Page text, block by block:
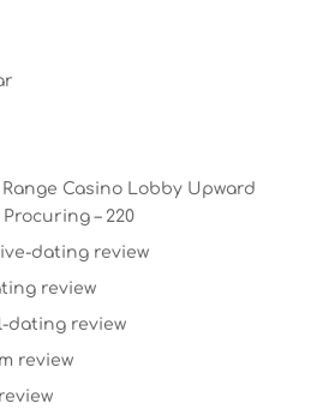
Casino Lobby Upward
– 220
dating review
review
dating review
review